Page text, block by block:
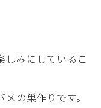
しみにしているこ
の巣作りです。